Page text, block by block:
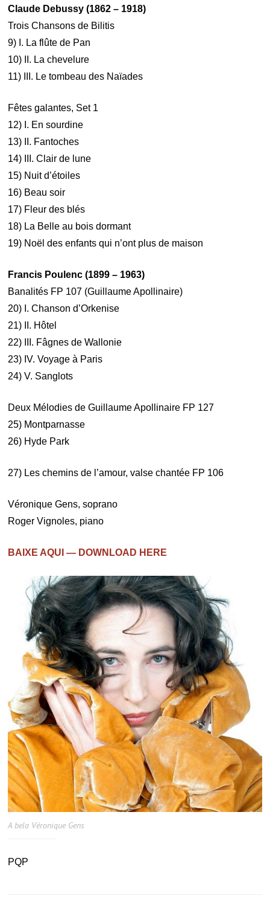
Claude Debussy (1862 – 1918)
Trois Chansons de Bilitis
9) I. La flûte de Pan
10) II. La chevelure
11) III. Le tombeau des Naïades
Fêtes galantes, Set 1
12) I. En sourdine
13) II. Fantoches
14) III. Clair de lune
15) Nuit d’étoiles
16) Beau soir
17) Fleur des blés
18) La Belle au bois dormant
19) Noël des enfants qui n’ont plus de maison
Francis Poulenc (1899 – 1963)
Banalités FP 107 (Guillaume Apollinaire)
20) I. Chanson d’Orkenise
21) II. Hôtel
22) III. Fâgnes de Wallonie
23) IV. Voyage à Paris
24) V. Sanglots
Deux Mélodies de Guillaume Apollinaire FP 127
25) Montparnasse
26) Hyde Park
27) Les chemins de l’amour, valse chantée FP 106
Véronique Gens, soprano
Roger Vignoles, piano
BAIXE AQUI — DOWNLOAD HERE
A bela Véronique Gens
PQP